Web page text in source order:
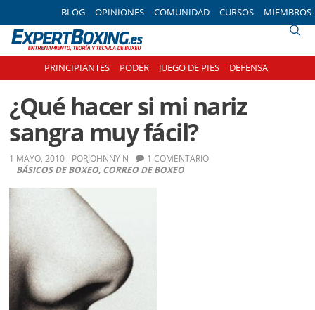
to
primary
navigation
to
main
to
primary
to
footer
BLOG OPINIONES COMUNIDAD CURSOS MIEMBROS
PRINCIPIANTES PODER JUEGO DE PIES DEFENSA
¿Qué hacer si mi nariz
sangra muy fácil?
1 MAYO, 2010 PORJOHNNY N
BÁSICOS DE BOXEO, CORREO DE BOXEO
1 COMENTARIO